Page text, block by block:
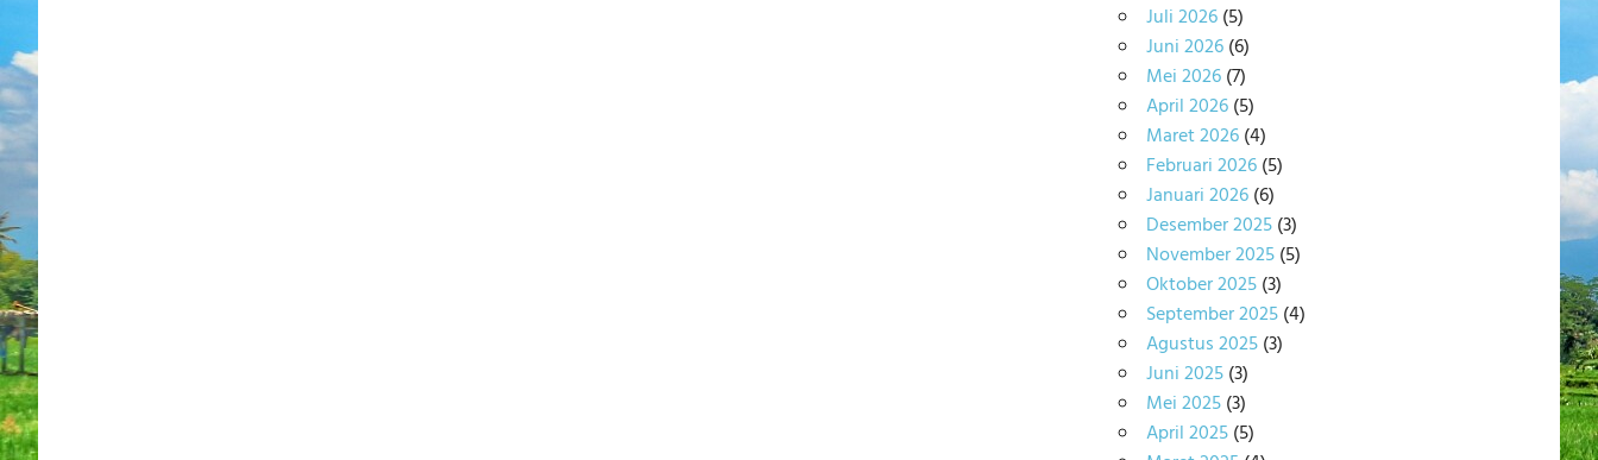
Juli 2026(5)
Juni 2026(6)
Mei 2026(7)
April 2026(5)
Maret 2026(4)
Februari 2026(5)
Januari 2026(6)
Desember 2025(3)
November 2025(5)
Oktober 2025(3)
September 2025(4)
Agustus 2025(3)
Juni 2025(3)
Mei 2025(3)
April 2025(5)